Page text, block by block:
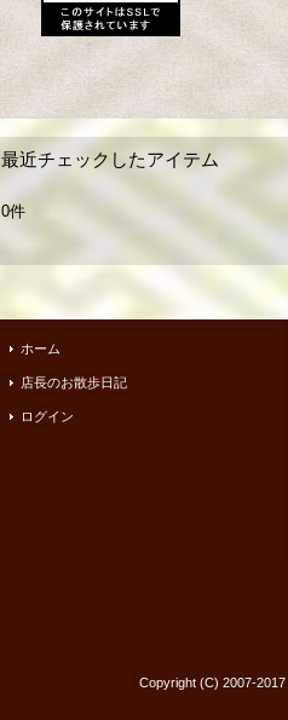
最近チェックしたアイテム
0件
ホーム
店長のお散歩日記
ログイン
Copyright (C) 2007-